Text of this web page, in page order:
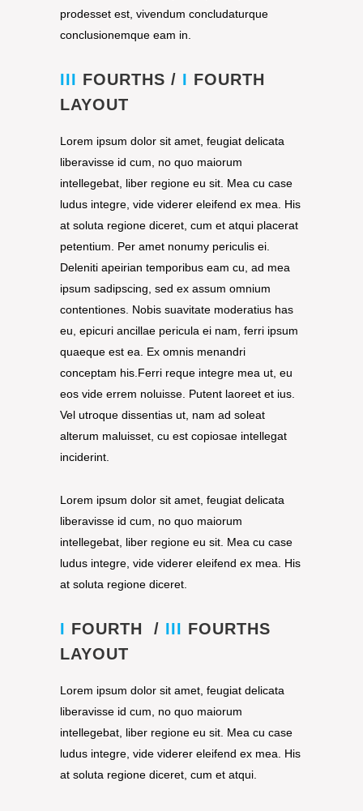
prodesset est, vivendum concludaturque
conclusionemque eam in.
III FOURTHS / I FOURTH
LAYOUT
Lorem ipsum dolor sit amet, feugiat delicata
liberavisse id cum, no quo maiorum
intellegebat, liber regione eu sit. Mea cu case
ludus integre, vide viderer eleifend ex mea. His
at soluta regione diceret, cum et atqui placerat
petentium. Per amet nonumy periculis ei.
Deleniti apeirian temporibus eam cu, ad mea
ipsum sadipscing, sed ex assum omnium
contentiones. Nobis suavitate moderatius has
eu, epicuri ancillae pericula ei nam, ferri ipsum
quaeque est ea. Ex omnis menandri
conceptam his.Ferri reque integre mea ut, eu
eos vide errem noluisse. Putent laoreet et ius.
Vel utroque dissentias ut, nam ad soleat
alterum maluisset, cu est copiosae intellegat
inciderint.
Lorem ipsum dolor sit amet, feugiat delicata
liberavisse id cum, no quo maiorum
intellegebat, liber regione eu sit. Mea cu case
ludus integre, vide viderer eleifend ex mea. His
at soluta regione diceret.
I FOURTH / III FOURTHS
LAYOUT
Lorem ipsum dolor sit amet, feugiat delicata
liberavisse id cum, no quo maiorum
intellegebat, liber regione eu sit. Mea cu case
ludus integre, vide viderer eleifend ex mea. His
at soluta regione diceret, cum et atqui.